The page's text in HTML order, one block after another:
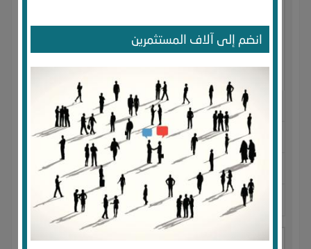
انضم إلى آلاف المستثمرين
الجنس : ذكر
لديـه :المال الخبرات الوقت
المكان :مصر -الإسكندرية ميامى
آخر ظهور: : منذ 3 اشهر